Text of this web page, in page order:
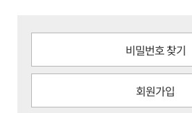
비밀번호 찾기
회원가입